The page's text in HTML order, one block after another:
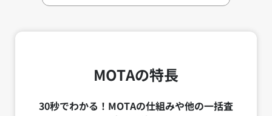
MOTAの特長
30秒でわかる！MOTAの仕組みや他の一括査